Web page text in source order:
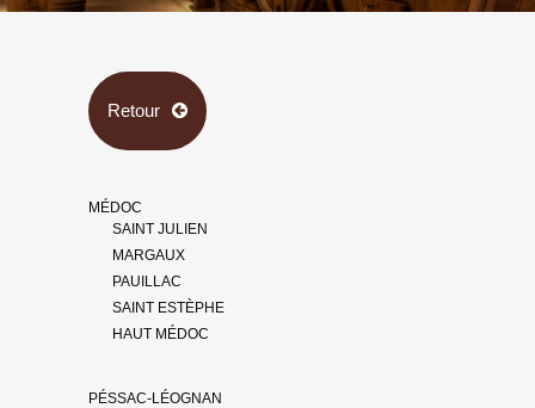
Retour
MÉDOC
SAINT JULIEN
MARGAUX
PAUILLAC
SAINT ESTÈPHE
HAUT MÉDOC
PÉSSAC-LÉOGNAN